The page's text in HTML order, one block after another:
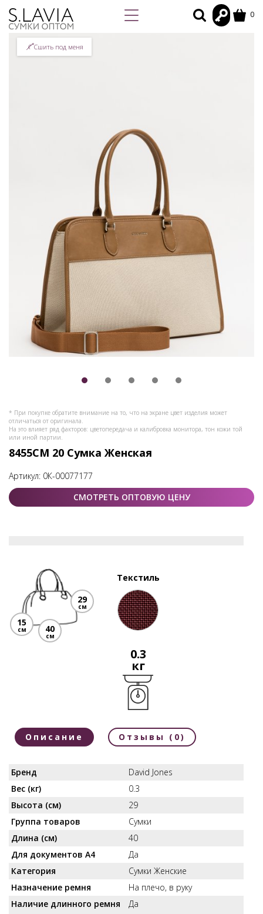
0
* При покупке обратите внимание на то, что на экране цвет изделия может
отличаться от оригинала.
На это влияет ряд факторов: цветопередача и калибровка монитора, тон кожи той
или иной партии.
Сшить под меня
8455СМ 20 Сумка Женская
Артикул: 0К-00077177
СМОТРЕТЬ ОПТОВУЮ ЦЕНУ
15
см
29
см
40
см
Текстиль
0.3
кг
Описание Отзывы (0)
Бренд
David Jones
Вес (кг)
0.3
Высота (см)
29
Группа товаров
Сумки
Длина (см)
40
Для документов А4
Да
Категория
Сумки Женские
Назначение ремня
На плечо, в руку
Наличие длинного ремня
Да